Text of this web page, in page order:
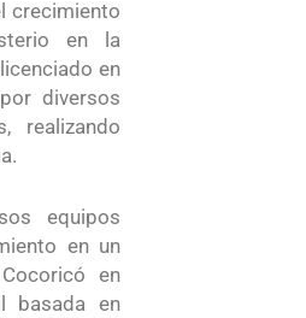
crecimiento
en la
en
diversos
realizando
equipos
en un
en
basada en